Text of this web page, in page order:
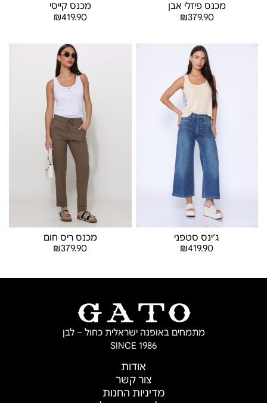
מכנס פיזלי אבן
₪379.90
מכנס קייסי
₪419.90
ג׳ינס סטפני
₪419.90
מכנס ריס חום
₪379.90
מתמחים באופנה ישראלית כחול – לבן
SINCE 1986
אודות
צור קשר
מדיניות החנות